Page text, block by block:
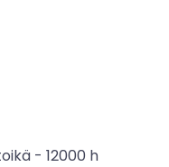
- 12000 h